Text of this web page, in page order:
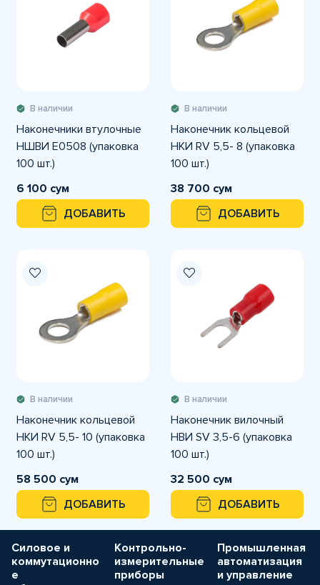
В наличии
Наконечники втулочные
НШВИ E0508 (упаковка
100 шт.)
6 100 сум
ДОБАВИТЬ
В наличии
Наконечник кольцевой
НКИ RV 5,5- 8 (упаковка
100 шт.)
38 700 сум
ДОБАВИТЬ
В наличии
Наконечник кольцевой
НКИ RV 5,5- 10 (упаковка
100 шт.)
58 500 сум
ДОБАВИТЬ
В наличии
Наконечник вилочный
НВИ SV 3,5-6 (упаковка
100 шт.)
32 500 сум
ДОБАВИТЬ
Силовое и
коммутационно
е
Контрольно-
измерительные
приборы
Промышленная
автоматизация
и управление